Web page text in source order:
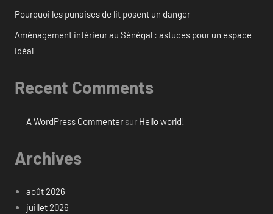
Pourquoi les punaises de lit posent un danger
Aménagement intérieur au Sénégal : astuces pour un espace
idéal
Recent Comments
A WordPress Commentersur Hello world!
Archives
août 2026
juillet 2026